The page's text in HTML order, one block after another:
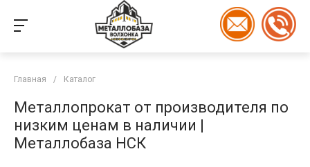
Главная / Каталог
Металлопрокат от производителя по
низким ценам в наличии |
Металлобаза НСК